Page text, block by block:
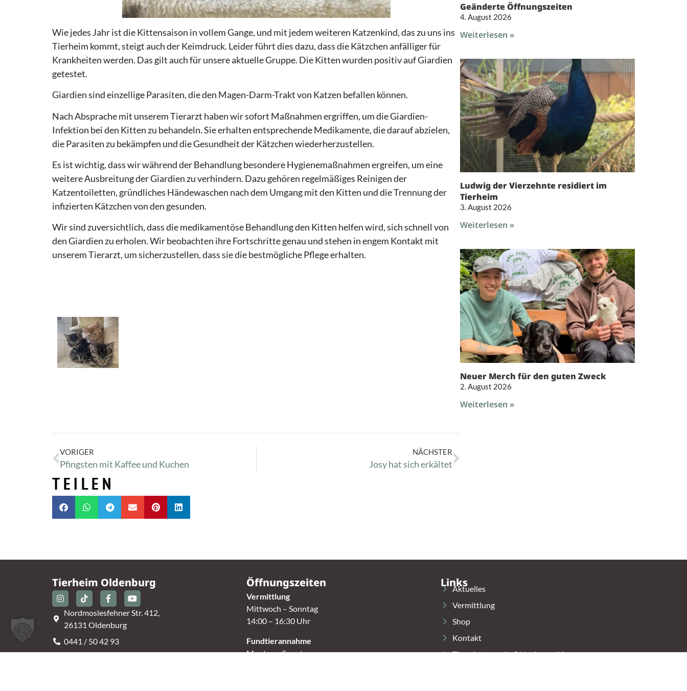
Wie jedes Jahr ist die Kittensaison in vollem Gange, und mit jedem weiteren Katzenkind, das zu uns ins
Tierheim kommt, steigt auch der Keimdruck. Leider führt dies dazu, dass die Kätzchen anfälliger für
Krankheiten werden. Das gilt auch für unsere aktuelle Gruppe. Die Kitten wurden positiv auf Giardien
getestet.
Giardien sind einzellige Parasiten, die den Magen-Darm-Trakt von Katzen befallen können.
Nach Absprache mit unserem Tierarzt haben wir sofort Maßnahmen ergriffen, um die Giardien-
Infektion bei den Kitten zu behandeln. Sie erhalten entsprechende Medikamente, die darauf abzielen,
die Parasiten zu bekämpfen und die Gesundheit der Kätzchen wiederherzustellen.
Es ist wichtig, dass wir während der Behandlung besondere Hygienemaßnahmen ergreifen, um eine
weitere Ausbreitung der Giardien zu verhindern. Dazu gehören regelmäßiges Reinigen der
Katzentoiletten, gründliches Händewaschen nach dem Umgang mit den Kitten und die Trennung der
infizierten Kätzchen von den gesunden.
Wir sind zuversichtlich, dass die medikamentöse Behandlung den Kitten helfen wird, sich schnell von
den Giardien zu erholen. Wir beobachten ihre Fortschritte genau und stehen in engem Kontakt mit
unserem Tierarzt, um sicherzustellen, dass sie die bestmögliche Pflege erhalten.
VORIGER
Pfingsten mit Kaffee und Kuchen
NÄCHSTER
Josy hat sich erkältet
TEILEN
Geänderte Öffnungszeiten
4. August 2026
Weiterlesen »
Ludwig der Vierzehnte residiert im
Tierheim
3. August 2026
Weiterlesen »
Neuer Merch für den guten Zweck
2. August 2026
Weiterlesen »
Tierheim Oldenburg
Nordmoslesfehner Str. 412,
26131 Oldenburg
0441 / 50 42 93
Öffnungszeiten
Vermittlung
Mittwoch – Sonntag
14:00 – 16:30 Uhr
Fundtierannahme
Montag – Sonntag
Links
Aktuelles
Vermittlung
Shop
Kontakt
Tierschutzverein Oldenburg e.V.